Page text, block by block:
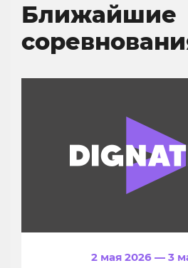
Ближайшие
2 мая 2026 — 3